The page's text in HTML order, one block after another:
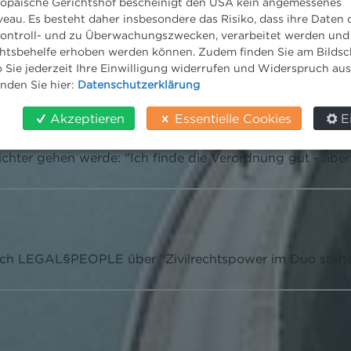
EU-Renaturierungsverordnung - weiter
betonte Rechtsanwalt Martin Niederhuber und
nicht an Menschen, die bereit wären, diesen Weg zu
"wenn es um Föderalismus oder Parteipolitik geht".
gehen werde: "Ich finde die Verordnung gut -
LEGAL§PEOPLE über "Zivilrechtspower im Duo
Es besteht daher insbesondere das Risiko, dass ihre Daten
und zu Überwachungszwecken, verarbeitet werden
erhoben werden können. Zudem finden Sie am
Sie jederzeit Ihre Einwilligung widerrufen und Widerspruch
Sie hier: Datenschutzerklärung
Akzeptieren Essentielle Cookies